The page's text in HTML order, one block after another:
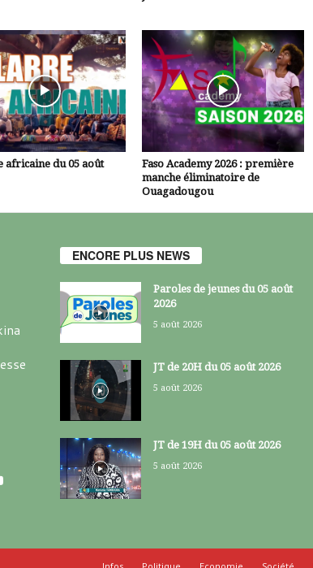
africaine du 05 août
Faso Academy 2026 : première
manche éliminatoire de
Ouagadougou
ENCORE PLUS NEWS
Paroles de jeunes du 05 août
2026
5 août 2026
JT de 20H du 05 août 2026
5 août 2026
JT de 19H du 05 août 2026
5 août 2026